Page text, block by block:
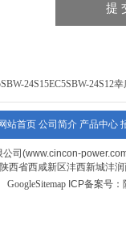
24S15EC5SBW-24S12
网站首页 公司简介 产品中心
公司(www.cincon-
西省西咸新区沣西新城沣
GoogleSitemap ICP备案号：